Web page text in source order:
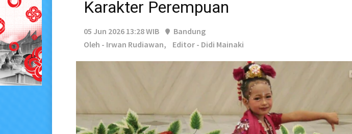
Karakter Perempuan
05 Jun 2026 13:28 WIB
Bandung
Oleh - Irwan Rudiawan,
Editor - Didi Mainaki